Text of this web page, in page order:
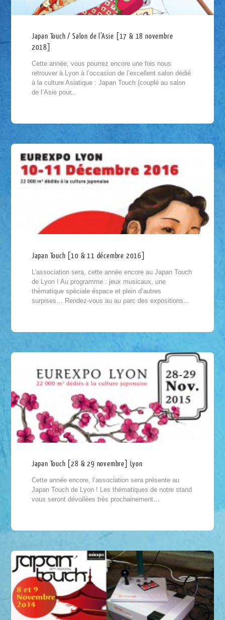
Japan Touch / Salon de l’Asie [17 & 18 novembre
2018]
Cette année, vous pourrez encore une fois nous
retrouver à Lyon à l’occasion de l’excellent salon dédié
à la culture Asiatique : Japan Touch (couplé au salon
de l’Asie pour...
Japan Touch [10 & 11 décembre 2016]
L’association sera, cette année encore au Japan Touch
de Lyon ! Au programme : jeux musicaux, une
thématique spéciale éspace et plein d’autres
surpises… Rendez-vous au au parc des expositions...
Japan Touch [28 & 29 novembre] Lyon
Cette année encore, l’association sera présente au
Japan Touch de Lyon ! Les thématiques de notre stand
vous seront dévoilées très prochainement…